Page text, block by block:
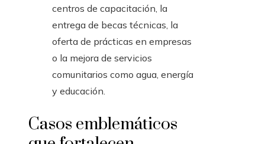
centros de capacitación, la
entrega de becas técnicas, la
oferta de prácticas en empresas
o la mejora de servicios
comunitarios como agua, energía
y educación.
Casos emblemáticos